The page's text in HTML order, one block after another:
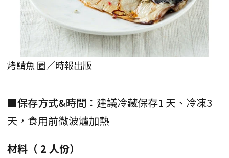
烤鯖魚 圖／時報出版
■保存方式&時間： 建議冷藏保存1 天、冷凍3
天，食用前微波爐加熱
材料（ 2 人份）